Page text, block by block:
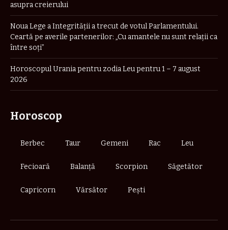
asupra creierului
Noua Lege a Integrității a trecut de votul Parlamentului.
Ceartă pe averile partenerilor: „Cu amantele nu sunt relații ca
între soți”
Horoscopul Urania pentru zodia Leu pentru 1 – 7 august
2026
Horoscop
Berbec Taur Gemeni Rac Leu
Fecioară Balanță Scorpion Săgetător
Capricorn Vărsător Pești